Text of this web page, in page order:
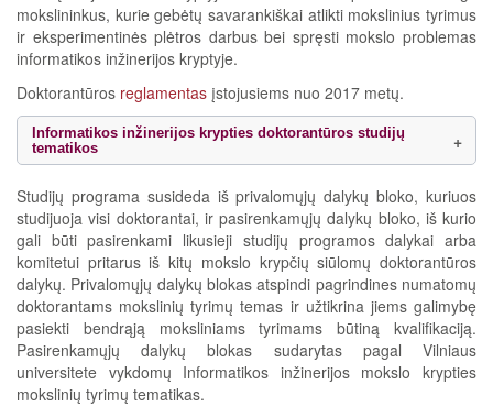
mokslininkus, kurie gebėtų savarankiškai atlikti mokslinius tyrimus
ir eksperimentinės plėtros darbus bei spręsti mokslo problemas
informatikos inžinerijos kryptyje.
Doktorantūros reglamentas įstojusiems nuo 2017 metų.
Informatikos inžinerijos krypties doktorantūros studijų
tematikos
Studijų programa susideda iš privalomųjų dalykų bloko, kuriuos
studijuoja visi doktorantai, ir pasirenkamųjų dalykų bloko, iš kurio
gali būti pasirenkami likusieji studijų programos dalykai arba
komitetui pritarus iš kitų mokslo krypčių siūlomų doktorantūros
dalykų. Privalomųjų dalykų blokas atspindi pagrindines numatomų
doktorantams mokslinių tyrimų temas ir užtikrina jiems galimybę
pasiekti bendrąją moksliniams tyrimams būtiną kvalifikaciją.
Pasirenkamųjų dalykų blokas sudarytas pagal Vilniaus
universitete vykdomų Informatikos inžinerijos mokslo krypties
mokslinių tyrimų tematikas.